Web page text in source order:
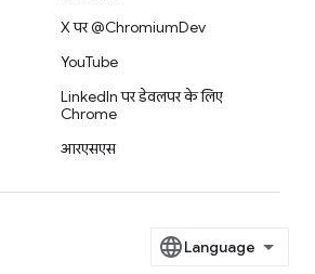
X पर @ChromiumDev
YouTube
LinkedIn पर डेवलपर के लिए
Chrome
आरएसएस